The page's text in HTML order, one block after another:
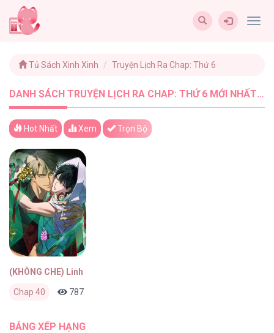
Tủ Sách Xinh Xinh Truyện Lịch Ra Chap: Thứ 6
DANH SÁCH TRUYỆN LỊCH RA CHAP: THỨ 6 MỚI NHẤT - TUSACHXINHXINH (1)
Hot Nhất Xem Trọn Bộ
(KHÔNG CHE) Linh Thiêng
Chap 40 787
BẢNG XẾP HẠNG